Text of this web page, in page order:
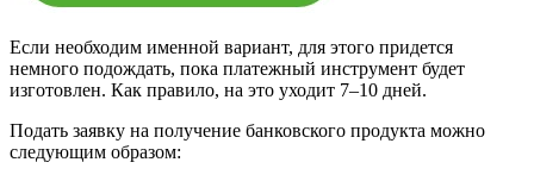
Если необходим именной вариант, для этого придется
немного подождать, пока платежный инструмент будет
изготовлен. Как правило, на это уходит 7–10 дней.
Подать заявку на получение банковского продукта можно
следующим образом: